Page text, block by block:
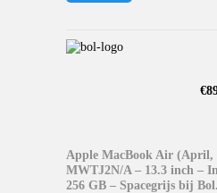
€
Apple MacBook Air (April,
MWTJ2N/A – 13.3 inch –
256 GB – Spacegrijs bij